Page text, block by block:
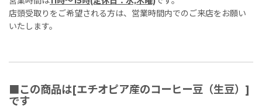
店頭受取りをご希望される方は、営業時間内でのご来店をお願い
いたします。
■この商品は[エチオピア産のコーヒー豆（生豆）]
です